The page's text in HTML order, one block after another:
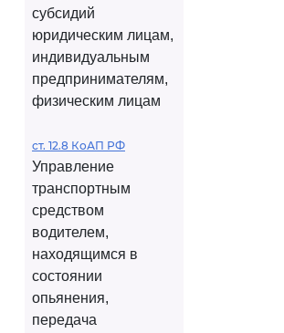
субсидий
юридическим лицам,
индивидуальным
предпринимателям,
физическим лицам
ст. 12.8 КоАП РФ
Управление
транспортным
средством
водителем,
находящимся в
состоянии
опьянения,
передача